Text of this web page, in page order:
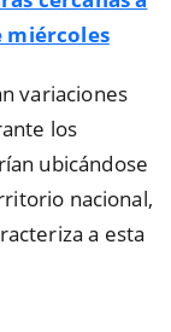
miércoles
variaciones
los
ubicándose
nacional,
a esta